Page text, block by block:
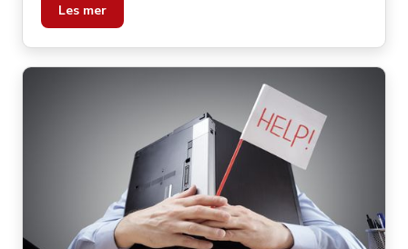
forberedt på møtet med en formell lederrolle med et
personal- og resultatansvar.
Les mer